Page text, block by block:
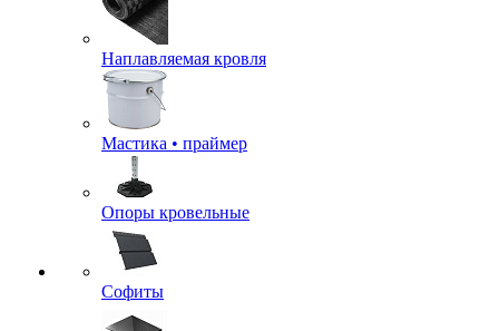
Наплавляемая кровля
Мастика • праймер
Опоры кровельные
Софиты